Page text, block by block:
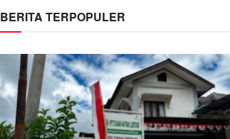
BERITA TERPOPULER